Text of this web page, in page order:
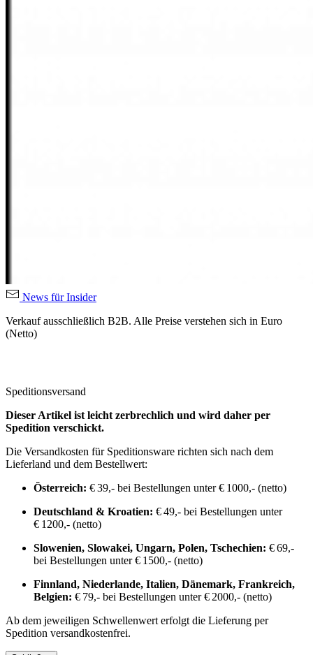
News für Insider
Verkauf ausschließlich B2B. Alle Preise verstehen sich in Euro
(Netto)
Speditionsversand
Dieser Artikel ist leicht zerbrechlich und wird daher per
Spedition verschickt.
Die Versandkosten für Speditionsware richten sich nach dem
Lieferland und dem Bestellwert:
Österreich: € 39,- bei Bestellungen unter € 1000,- (netto)
Deutschland & Kroatien: € 49,- bei Bestellungen unter
€ 1200,- (netto)
Slowenien, Slowakei, Ungarn, Polen, Tschechien: € 69,-
bei Bestellungen unter € 1500,- (netto)
Finnland, Niederlande, Italien, Dänemark, Frankreich,
Belgien: € 79,- bei Bestellungen unter € 2000,- (netto)
Ab dem jeweiligen Schwellenwert erfolgt die Lieferung per
Spedition versandkostenfrei.